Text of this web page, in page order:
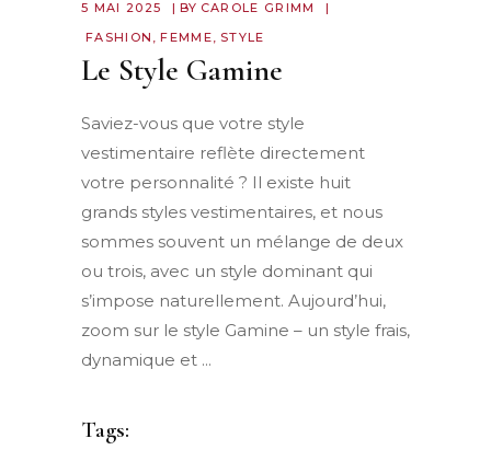
5 MAI 2025 BY CAROLE GRIMM
FASHION ,FEMME, STYLE
Le Style Gamine
Saviez-vous que votre style
vestimentaire reflète directement
votre personnalité ? Il existe huit
grands styles vestimentaires, et nous
sommes souvent un mélange de deux
ou trois, avec un style dominant qui
s’impose naturellement. Aujourd’hui,
zoom sur le style Gamine – un style frais,
dynamique et
Tags: